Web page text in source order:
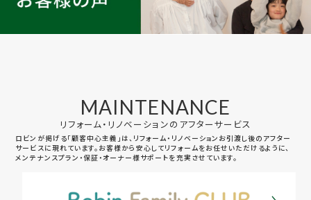
MAINTENANCE
リフォーム・リノベーションのアフターサービス
ロビンが掲げる「顧客中心主義」は、リフォーム・リノベーションお引渡し後のアフター
サービスに現れています。お客様から安心してリフォームをお任せいただけるように、
メンテナンスプラン・保証・オーナー様サポートを充実させています。